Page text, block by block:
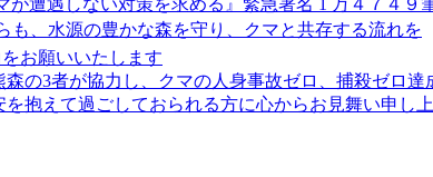
も、水源の豊かな森を守り、クマと共存する流れを
お願いいたします
の3者が協力し、クマの人身事故ゼロ、捕殺ゼロ達
抱えて過ごしておられる方に心からお見舞い申し